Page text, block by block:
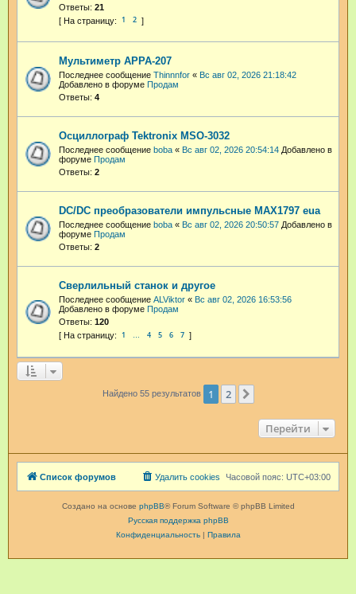
Ответы: 21
1 2
Мультиметр APPA-207
Последнее сообщение Thinnnfor « Вс авг 02, 2026 21:18:42
Добавлено в форуме Продам
Ответы: 4
Осциллограф Tektronix MSO-3032
Последнее сообщение boba « Вс авг 02, 2026 20:54:14 Добавлено в
форуме Продам
Ответы: 2
DC/DC преобразователи импульсные MAX1797 eua
Последнее сообщение boba « Вс авг 02, 2026 20:50:57 Добавлено в
форуме Продам
Ответы: 2
Сверлильный станок и другое
Последнее сообщение ALViktor « Вс авг 02, 2026 16:53:56
Добавлено в форуме Продам
Ответы: 120
1 … 4 5 6 7
Найдено 55 результатов 1 2
Перейти
Список форумов Часовой пояс: UTC+03:00
Удалить cookies
Создано на основе phpBB® Forum Software © phpBB Limited
Русская поддержка phpBB
Конфиденциальность| Правила